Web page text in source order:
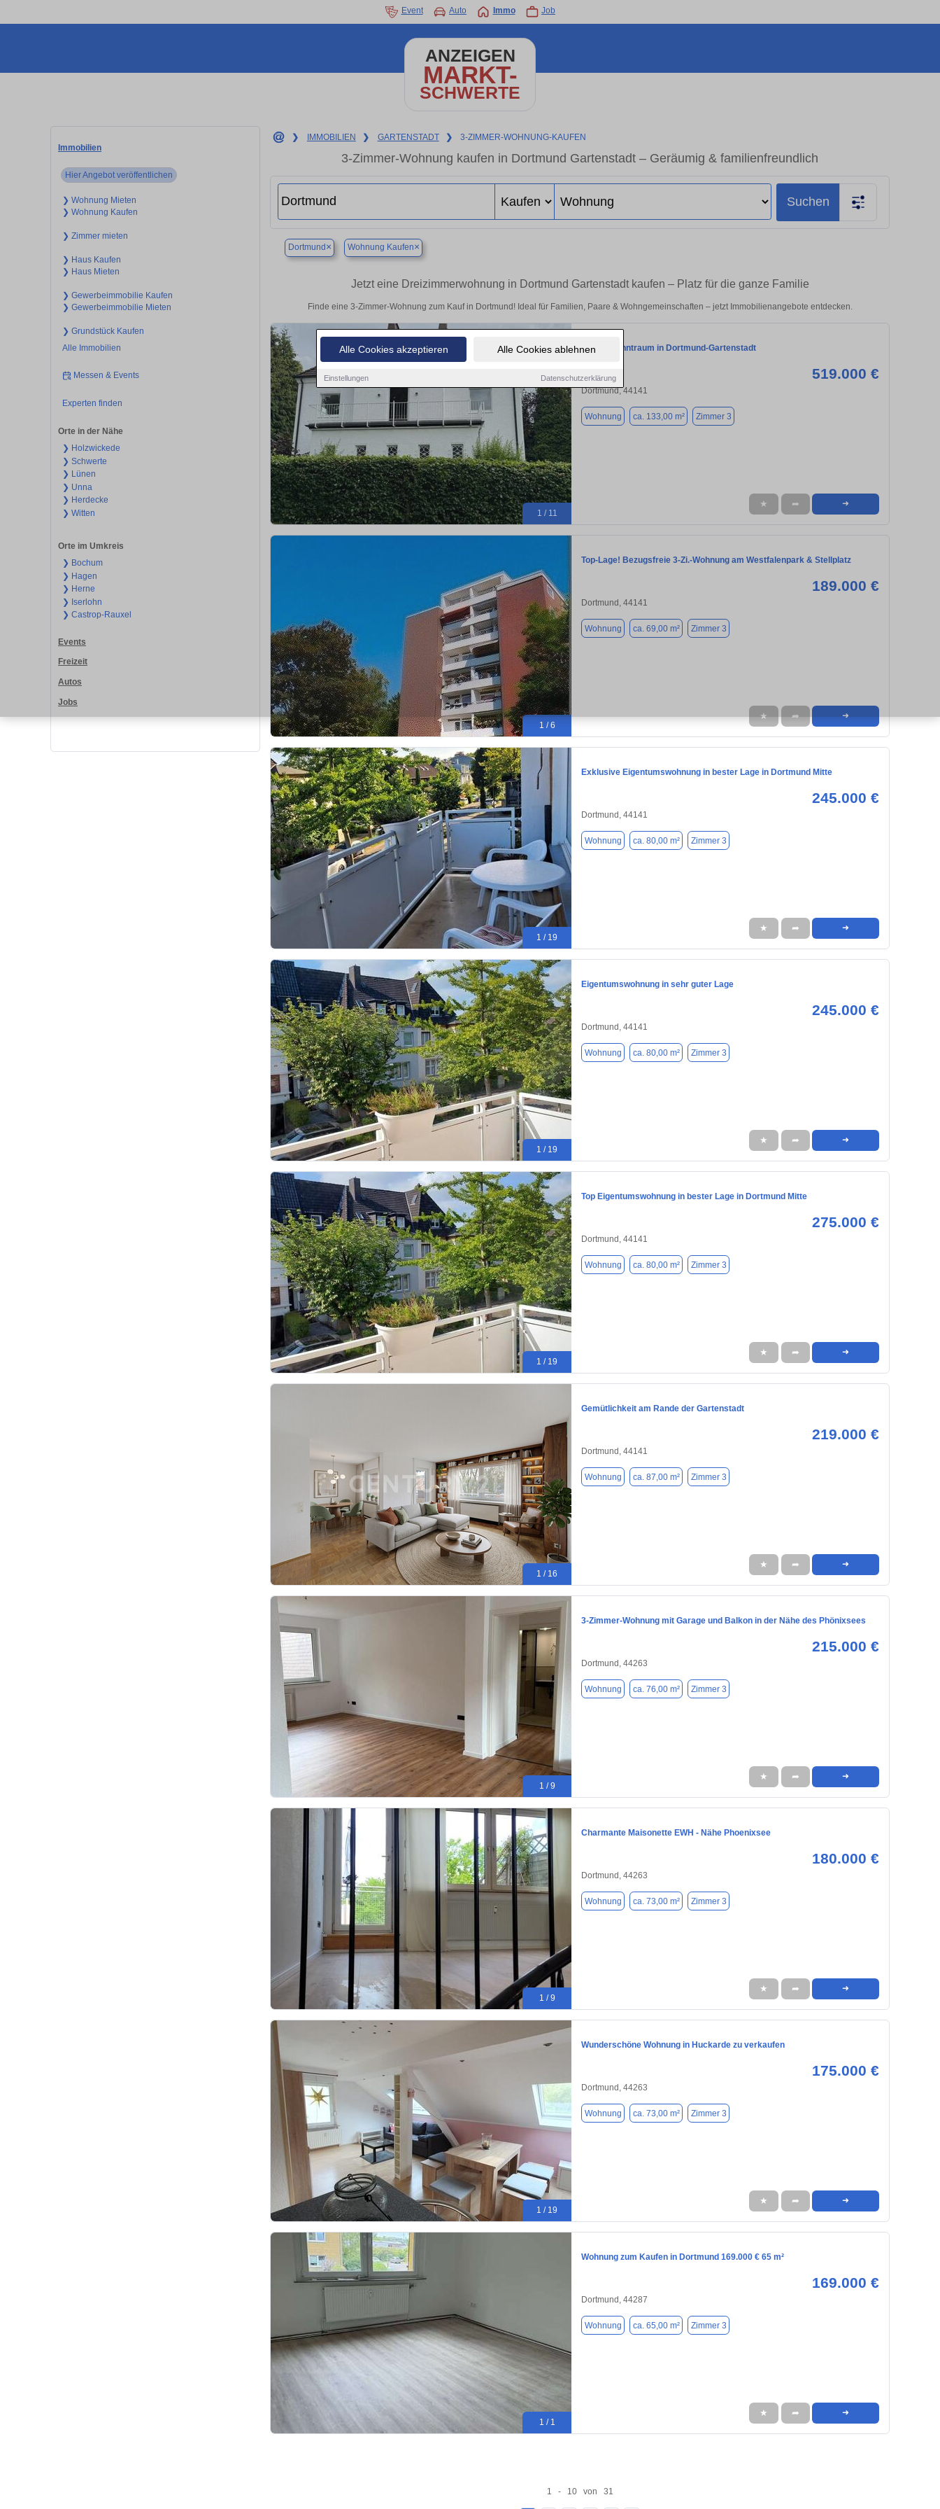
Alle Cookies akzeptieren Alle Cookies ablehnen
Einstellungen Datenschutzerklärung
Event Auto Immo Job
ANZEIGEN
MARKT-
SCHWERTE
Immobilien
Hier Angebot veröffentlichen
❯ Wohnung Mieten
❯ Wohnung Kaufen
❯ Zimmer mieten
❯ Haus Kaufen
❯ Haus Mieten
❯ Gewerbeimmobilie Kaufen
❯ Gewerbeimmobilie Mieten
❯ Grundstück Kaufen
Alle Immobilien
Messen & Events
Experten finden
Orte in der Nähe
❯ Holzwickede
❯ Schwerte
❯ Lünen
❯ Unna
❯ Herdecke
❯ Witten
Orte im Umkreis
❯ Bochum
❯ Hagen
❯ Herne
❯ Iserlohn
❯ Castrop-Rauxel
Events
Freizeit
Autos
Jobs
❯ IMMOBILIEN ❯ GARTENSTADT ❯ 3-ZIMMER-WOHNUNG-KAUFEN
3-Zimmer-Wohnung kaufen in Dortmund Gartenstadt – Geräumig & familienfreundlich
Suchen
Dortmund × Wohnung Kaufen×
Jetzt eine Dreizimmerwohnung in Dortmund Gartenstadt kaufen – Platz für die ganze Familie
Finde eine 3-Zimmer-Wohnung zum Kauf in Dortmund! Ideal für Familien, Paare & Wohngemeinschaften – jetzt Immobilienangebote entdecken.
1 / 11
133m² Wohntraum in Dortmund-Gartenstadt
519.000 €
Dortmund, 44141
Wohnung ca. 133,00 m² Zimmer 3
★ ➦ ➜
1 / 6
Top-Lage! Bezugsfreie 3-Zi.-Wohnung am Westfalenpark & Stellplatz
189.000 €
Dortmund, 44141
Wohnung ca. 69,00 m² Zimmer 3
★ ➦ ➜
1 / 19
Exklusive Eigentumswohnung in bester Lage in Dortmund Mitte
245.000 €
Dortmund, 44141
Wohnung ca. 80,00 m² Zimmer 3
★ ➦ ➜
1 / 19
Eigentumswohnung in sehr guter Lage
245.000 €
Dortmund, 44141
Wohnung ca. 80,00 m² Zimmer 3
★ ➦ ➜
1 / 19
Top Eigentumswohnung in bester Lage in Dortmund Mitte
275.000 €
Dortmund, 44141
Wohnung ca. 80,00 m² Zimmer 3
★ ➦ ➜
1 / 16
Gemütlichkeit am Rande der Gartenstadt
219.000 €
Dortmund, 44141
Wohnung ca. 87,00 m² Zimmer 3
★ ➦ ➜
1 / 9
3-Zimmer-Wohnung mit Garage und Balkon in der Nähe des Phönixsees
215.000 €
Dortmund, 44263
Wohnung ca. 76,00 m² Zimmer 3
★ ➦ ➜
1 / 9
Charmante Maisonette EWH - Nähe Phoenixsee
180.000 €
Dortmund, 44263
Wohnung ca. 73,00 m² Zimmer 3
★ ➦ ➜
1 / 19
Wunderschöne Wohnung in Huckarde zu verkaufen
175.000 €
Dortmund, 44263
Wohnung ca. 73,00 m² Zimmer 3
★ ➦ ➜
1 / 1
Wohnung zum Kaufen in Dortmund 169.000 € 65 m²
169.000 €
Dortmund, 44287
Wohnung ca. 65,00 m² Zimmer 3
★ ➦ ➜
1 - 10 von 31